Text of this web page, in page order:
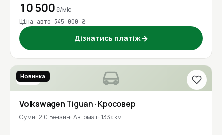
10 500 ₴/міс
Ціна авто 345 000 ₴
Дізнатись платіж→
2018
Новинка
VolkswagenTiguan · Кросовер
Суми 2.0 Бензин Автомат 133к км